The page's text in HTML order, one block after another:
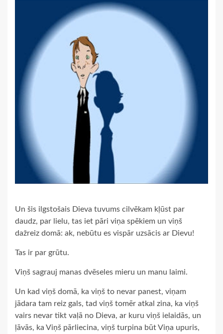
Un šis ilgstošais Dieva tuvums cilvēkam kļūst par
daudz, par lielu, tas iet pāri viņa spēkiem un viņš
dažreiz domā: ak, nebūtu es vispār uzsācis ar Dievu!
Tas ir par grūtu.
Viņš sagrauj manas dvēseles mieru un manu laimi.
Un kad viņš domā, ka viņš to nevar panest, viņam
jādara tam reiz gals, tad viņš tomēr atkal zina, ka viņš
vairs nevar tikt vaļā no Dieva, ar kuru viņš ielaidās, un
ļāvās, ka Viņš pārliecina, viņš turpina būt Viņa upuris,